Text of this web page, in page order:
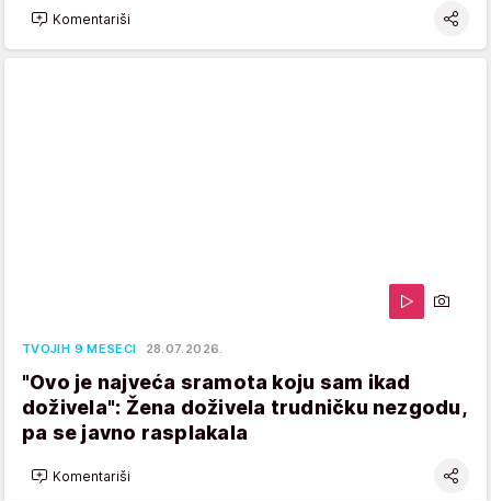
Komentariši
TVOJIH 9 MESECI 28.07.2026.
"Ovo je najveća sramota koju sam ikad
doživela": Žena doživela trudničku nezgodu,
pa se javno rasplakala
Komentariši